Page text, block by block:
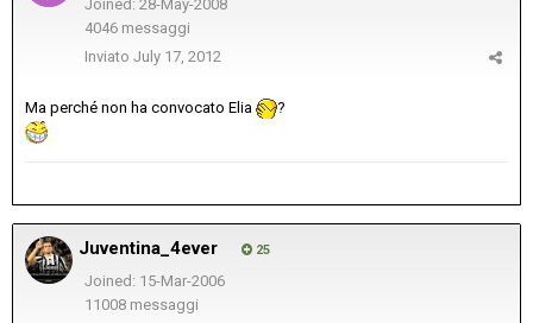
Joined: 28-May-2008
4046 messaggi
Inviato July 17, 2012
Ma perché non ha convocato Elia ?
Juventina_4ever 25
Joined: 15-Mar-2006
11008 messaggi